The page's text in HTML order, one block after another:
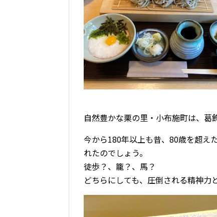
自然豊かな栗の里・小布施町は、葛
今から180年以上も昔、80歳を超え
れたのでしょう。
徒歩？、籠？、馬？
どちらにしても、圧倒される精神力